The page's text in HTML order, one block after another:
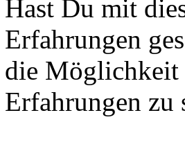
Hast Du mit
Erfahrungen
die Möglichkeit
Erfahrungen zu